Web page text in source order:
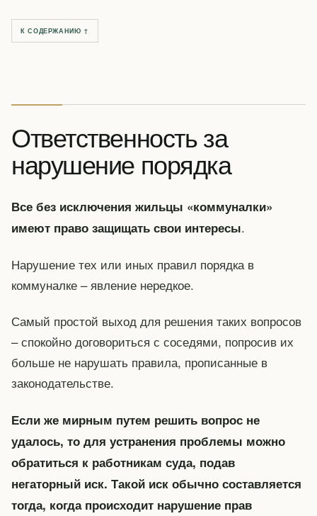
К СОДЕРЖАНИЮ ↑
Ответственность за
нарушение порядка
Все без исключения жильцы «коммуналки»
имеют право защищать свои интересы.
Нарушение тех или иных правил порядка в
коммуналке – явление нередкое.
Самый простой выход для решения таких вопросов
– спокойно договориться с соседями, попросив их
больше не нарушать правила, прописанные в
законодательстве.
Если же мирным путем решить вопрос не
удалось, то для устранения проблемы можно
обратиться к работникам суда, подав
негаторный иск. Такой иск обычно составляется
тогда, когда происходит нарушение прав